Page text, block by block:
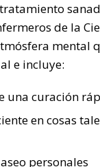
de la
mental
e incluye:
una curación
en cosas
personales